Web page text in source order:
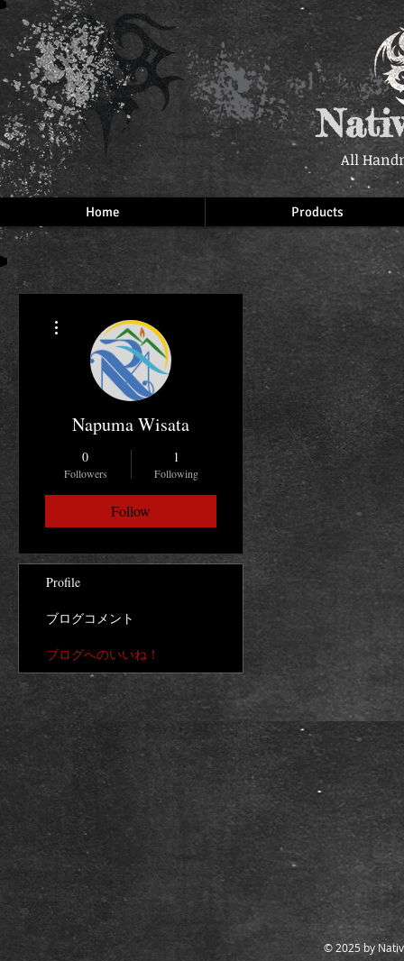
All
Home Products
Napuma Wisata
0
Followers
1
Following
Follow
Profile
ブログコメント
ブログへのいいね！
© 2025 by